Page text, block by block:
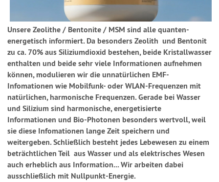
Unsere Zeolithe / Bentonite / MSM sind alle quanten-
energetisch informiert. Da besonders Zeolith und Bentonit
zu ca. 70% aus Siliziumdioxid bestehen, beide Kristallwasser
enthalten und beide sehr viele Informationen aufnehmen
können, modulieren wir die unnatürlichen EMF-
Infomationen wie Mobilfunk- oder WLAN-Frequenzen mit
natürlichen, harmonische Frequenzen. Gerade bei Wasser
und Silizium sind harmonische, energetisierte
Informationen und Bio-Photonen besonders wertvoll, weil
sie diese Infomationen lange Zeit speichern und
weitergeben. Schließlich besteht jedes Lebewesen zu einem
beträchtlichen Teil aus Wasser und als elektrisches Wesen
auch erheblich aus Information... Wir arbeiten dabei
ausschließlich mit Nullpunkt-Energie.